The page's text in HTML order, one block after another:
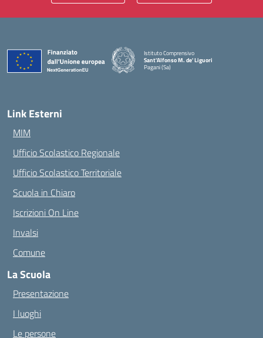
Istituto Comprensivo
Sant'Alfonso M. de' Liguori
Pagani (Sa)
— Visita la pagina iniziale della scuola
Link Esterni
MIM
Ufficio Scolastico Regionale
Ufficio Scolastico Territoriale
Scuola in Chiaro
Iscrizioni On Line
Invalsi
Comune
La Scuola
Presentazione
I luoghi
Le persone